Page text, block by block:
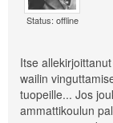
Status: offline
Itse
wailin
tuopeille... Jos
ammattikoulun